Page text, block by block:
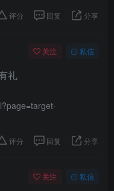
评分 回复 分享
关注 私信
礼
评分 回复 分享
关注 私信